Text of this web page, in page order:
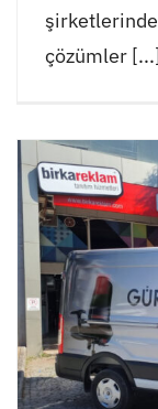
çözümler [...]